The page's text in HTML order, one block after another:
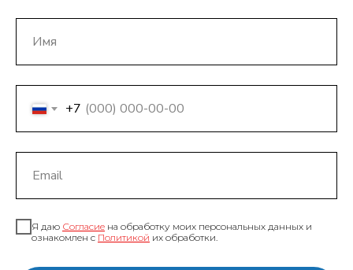
+7
Я даю Согласие на обработку моих персональных данных и
ознакомлен с Политикой их обработки.